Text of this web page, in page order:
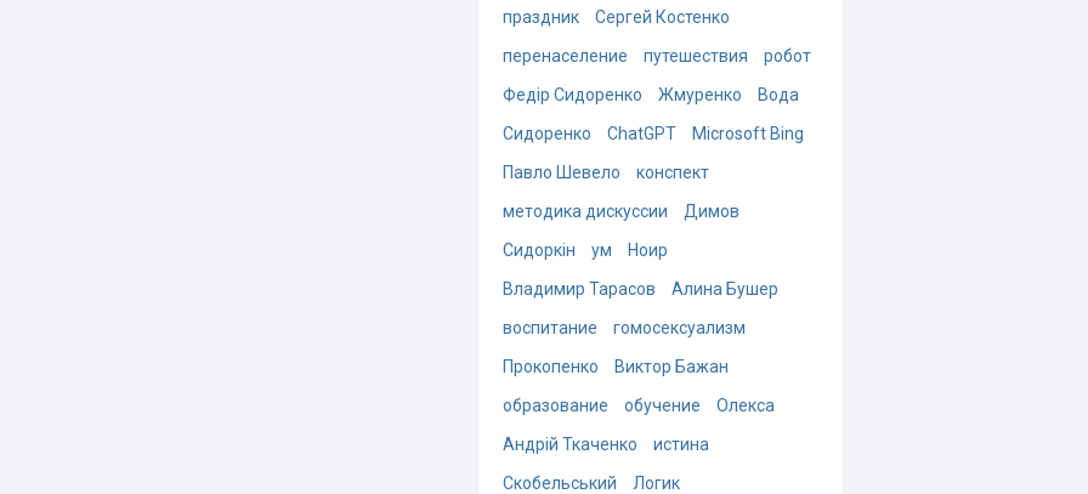
праздник
Сергей Костенко
перенаселение
путешествия
робот
Федір Сидоренко
Жмуренко
Вода
Сидоренко
ChatGPT
Microsoft Bing
Павло Шевело
конспект
методика дискуссии
Димов
Сидоркін
ум
Ноир
Владимир Тарасов
Алина Бушер
воспитание
гомосексуализм
Прокопенко
Виктор Бажан
образование
обучение
Олекса
Андрій Ткаченко
истина
Скобельський
Логик